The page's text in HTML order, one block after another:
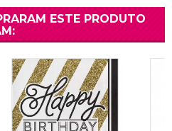
ESTE PRODUTO